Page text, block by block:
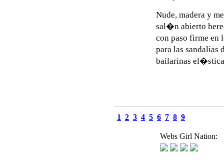
Nude, madera y
sal�n abierto
con paso firme
para las
bailarinas
1 2 3 4 5 6 7 8 9
Webs Girl Nation: